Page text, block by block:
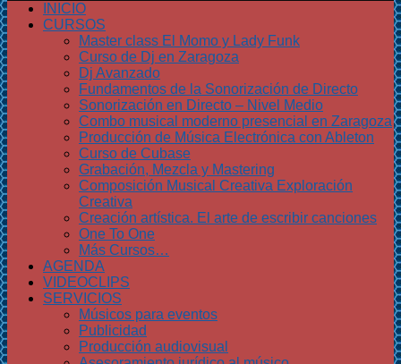
INICIO
CURSOS
Master class El Momo y Lady Funk
Curso de Dj en Zaragoza
Dj Avanzado
Fundamentos de la Sonorización de Directo
Sonorización en Directo – Nivel Medio
Combo musical moderno presencial en Zaragoza
Producción de Música Electrónica con Ableton
Curso de Cubase
Grabación, Mezcla y Mastering
Composición Musical Creativa Exploración
Creativa
Creación artística. El arte de escribir canciones
One To One
Más Cursos…
AGENDA
VIDEOCLIPS
SERVICIOS
Músicos para eventos
Publicidad
Producción audiovisual